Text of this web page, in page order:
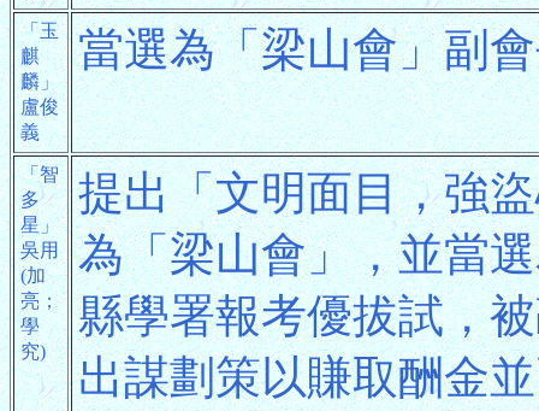
「玉
麒
麟」
盧俊
義
當選為「梁山會」副
「智
多
星」
吳用
(加
亮；
學
究)
提出「文明面目，強
為「梁山會」，並當
縣學署報考優拔試，
出謀劃策以賺取酬金